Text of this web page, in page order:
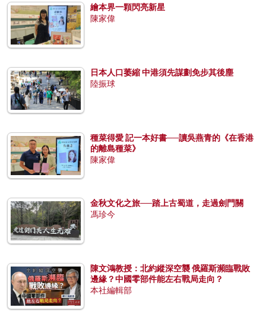
繪本界一顆閃亮新星
陳家偉
日本人口萎縮 中港須先謀劃免步其後塵
陸振球
種菜得愛 記一本好書──讀吳燕青的《在香港
的離島種菜》
陳家偉
金秋文化之旅──踏上古蜀道，走過劍門關
馮珍今
陳文鴻教授：北約縱深空襲 俄羅斯瀕臨戰敗
邊緣？中國零部件能左右戰局走向？
本社編輯部